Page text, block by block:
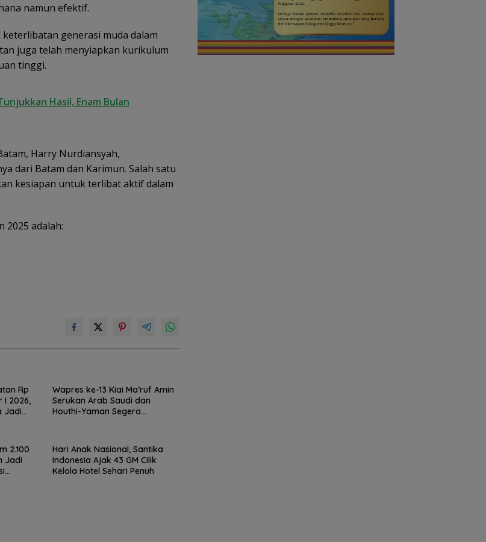
namun efektif.
generasi muda dalam
juga telah menyiapkan kurikulum
tinggi.
Hasil, Enam Bulan
Harry Nurdiansyah,
dari Batam dan Karimun. Salah satu
kesiapan untuk terlibat aktif dalam
2025 adalah:
Rp
I 2026,
Jadi
Wapres ke-13 Kiai Ma’ruf Amin
Serukan Arab Saudi dan
Houthi-Yaman Segera
2.100
Jadi
Hari Anak Nasional, Santika
Indonesia Ajak 43 GM Cilik
Kelola Hotel Sehari Penuh